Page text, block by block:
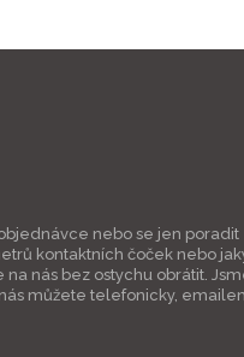
nebo se jen poradit
kontaktních čoček nebo
nás bez ostychu obrátit.
můžete telefonicky,